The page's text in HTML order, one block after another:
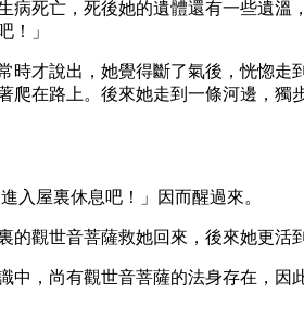
死亡，死後她的遺體還有一些遺溫
！」
才說出，她覺得斷了氣後，恍惚走
在路上。後來她走到一條河邊，獨
入屋裏休息吧！」因而醒過來。
觀世音菩薩救她回來，後來她更活
，尚有觀世音菩薩的法身存在，因